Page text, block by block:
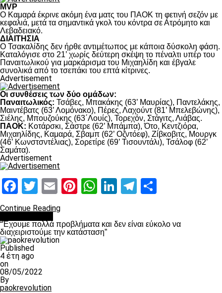
MVP
Ο Καμαρά έκρινε ακόμη ένα ματς του ΠΑΟΚ τη φετινή σεζόν με
κεφαλιά, μετά τα σημαντικά γκολ του κόντρα σε Ατρόμητο και
Λεβαδειακό.
ΔΙΑΙΤΗΣΙΑ
Ο Τσακαλίδης δεν ήρθε αντιμέτωπος με κάποια δύσκολη φάση.
Καταλόγισε στο 21’ χωρίς δεύτερη σκέψη το πέναλτι υπέρ του
Παναιτωλικού για μαρκάρισμα του Μιχαηλίδη και έβγαλε
συνολικά από το τσεπάκι του επτά κίτρινες.
Advertisement
Οι συνθέσεις των δύο ομάδων:
Παναιτωλικός: Τσάβες, Μπακάκης (63’ Μαυρίας), Παντελάκης,
Μαιντέβατς (63’ Λομόνακο), Πέρες, Λαχούντ (81’ Μπελεβώνης),
Σιέλης, Μπουζούκης (63΄Λουίς), Τορεχόν, Στάγιτς, Λιάβας.
ΠΑΟΚ: Κοτάρσκι, Σάστρε (62’ Μπάμπα), Ότο, Κεντζιόρα,
Μιχαηλίδης, Καμαρά, Σβαμπ (62’ Οζντόεφ), Ζίβκοβιτς, Μουργκ
(46’ Κωνστσντέλιας), Σορετίρε (69’ Τισουντάλι), Τσάλοφ (62’
Σαμάτα).
Advertisement
Facebook
Twitter
EmailPinterest
WhatsApp
LinkedIn
Telegram
Continue Reading
“Έχουμε πολλά προβλήματα και δεν είναι εύκολο να
διαχειριστούμε την κατάσταση”
Published
4 έτη ago
on
08/05/2022
By
paokrevolution